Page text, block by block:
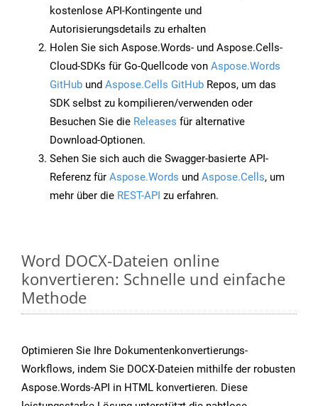
kostenlose API-Kontingente und
Autorisierungsdetails zu erhalten
Holen Sie sich Aspose.Words- und Aspose.Cells-
Cloud-SDKs für Go-Quellcode von Aspose.Words
GitHub und Aspose.Cells GitHub Repos, um das
SDK selbst zu kompilieren/verwenden oder
Besuchen Sie die Releases für alternative
Download-Optionen.
Sehen Sie sich auch die Swagger-basierte API-
Referenz für Aspose.Words und Aspose.Cells, um
mehr über die REST-API zu erfahren.
Word DOCX-Dateien online
konvertieren: Schnelle und einfache
Methode
Optimieren Sie Ihre Dokumentenkonvertierungs-
Workflows, indem Sie DOCX-Dateien mithilfe der robusten
Aspose.Words-API in HTML konvertieren. Diese